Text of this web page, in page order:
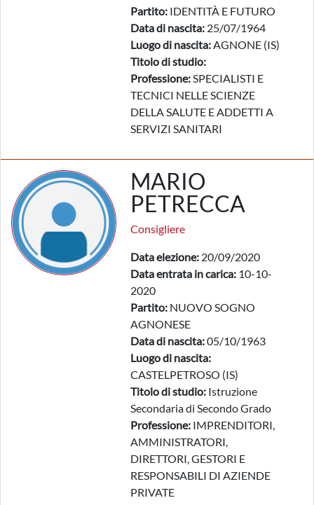
Partito: IDENTITÀ E FUTURO
Data di nascita: 25/07/1964
Luogo di nascita:AGNONE (IS)
Titolo di studio:
Professione:SPECIALISTI E
TECNICI NELLE SCIENZE
DELLA SALUTE E ADDETTI A
SERVIZI SANITARI
MARIO
PETRECCA
Consigliere
Data elezione: 20/09/2020
Data entrata in carica: 10-10-
2020
Partito: NUOVO SOGNO
AGNONESE
Data di nascita:05/10/1963
Luogo di nascita:
CASTELPETROSO (IS)
Titolo di studio: Istruzione
Secondaria di Secondo Grado
Professione: IMPRENDITORI,
AMMINISTRATORI,
DIRETTORI, GESTORI E
RESPONSABILI DI AZIENDE
PRIVATE